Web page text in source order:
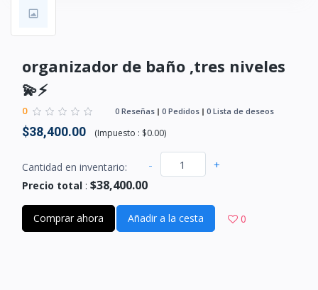
organizador de baño ,tres niveles
💫⚡
0 0 Reseñas 0 Pedidos 0 Lista de deseos
$38,400.00 (Impuesto : $0.00)
Cantidad en inventario: - +
Precio total : $38,400.00
Comprar ahora Añadir a la cesta 0